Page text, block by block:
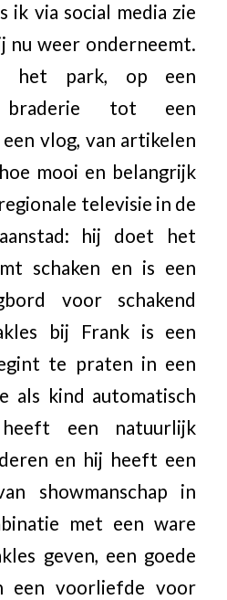
ik via social media zie
nu weer onderneemt.
het park, op een
tot een
vlog, van artikelen
mooi en belangrijk
televisie in de
hij doet het
schaken en is een
voor schakend
bij Frank is een
te praten in een
als kind automatisch
een natuurlijk
en hij heeft een
showmanschap in
met een ware
geven, een goede
een voorliefde voor